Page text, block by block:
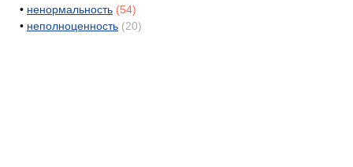
• ненормальность (54)
• неполноценность (20)